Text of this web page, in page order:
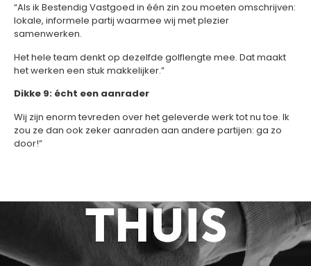
“Als ik Bestendig Vastgoed in één zin zou moeten omschrijven:
lokale, informele partij waarmee wij met plezier
samenwerken.
Het hele team denkt op dezelfde golflengte mee. Dat maakt
het werken een stuk makkelijker.”
Dikke 9: écht een aanrader
Wij zijn enorm tevreden over het geleverde werk tot nu toe. Ik
zou ze dan ook zeker aanraden aan andere partijen: ga zo
door!”